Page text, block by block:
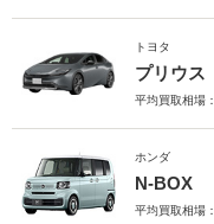
トヨタ
プリウス
平均買取相場：
ホンダ
N-BOX
平均買取相場：